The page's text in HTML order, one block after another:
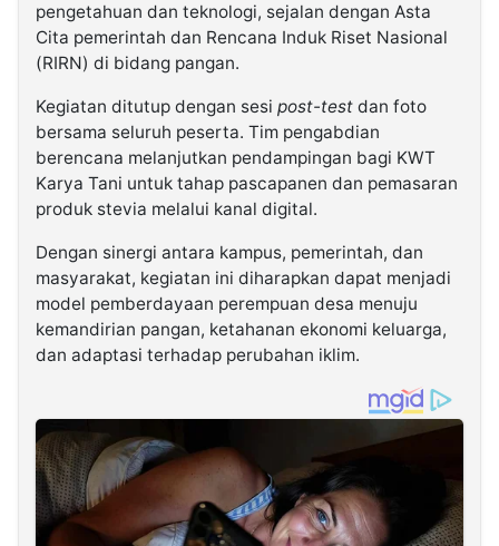
pengetahuan dan teknologi, sejalan dengan Asta
Cita pemerintah dan Rencana Induk Riset Nasional
(RIRN) di bidang pangan.
Kegiatan ditutup dengan sesi post-test dan foto
bersama seluruh peserta. Tim pengabdian
berencana melanjutkan pendampingan bagi KWT
Karya Tani untuk tahap pascapanen dan pemasaran
produk stevia melalui kanal digital.
Dengan sinergi antara kampus, pemerintah, dan
masyarakat, kegiatan ini diharapkan dapat menjadi
model pemberdayaan perempuan desa menuju
kemandirian pangan, ketahanan ekonomi keluarga,
dan adaptasi terhadap perubahan iklim.